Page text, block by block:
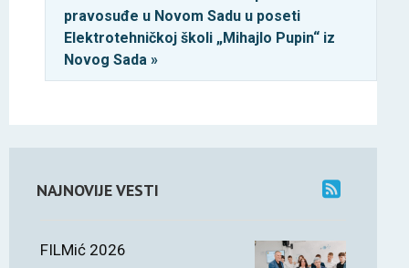
pravosuđe u Novom Sadu u poseti
Elektrotehničkoj školi „Mihajlo Pupin“ iz
Novog Sada »
NAJNOVIJE VESTI
FILMić 2026